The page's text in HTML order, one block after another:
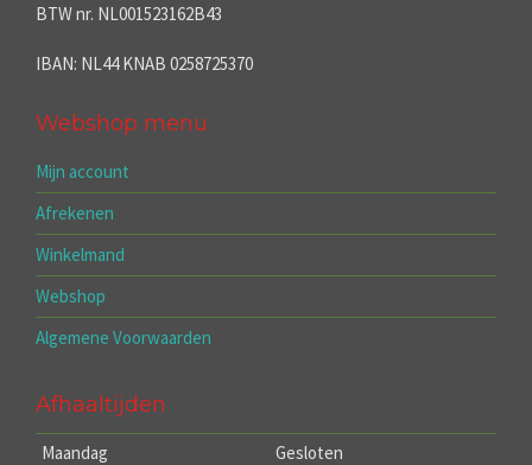
BTW nr. NL001523162B43
IBAN: NL44 KNAB 0258725370
Webshop menu
Mijn account
Afrekenen
Winkelmand
Webshop
Algemene Voorwaarden
Afhaaltijden
Maandag
Gesloten